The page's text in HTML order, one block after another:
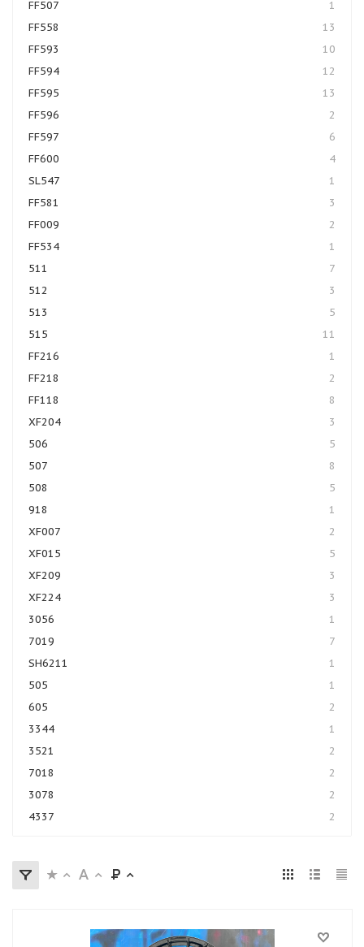
FF507
1
FF558
13
FF593
10
FF594
12
FF595
13
FF596
2
FF597
6
FF600
4
SL547
1
FF581
3
FF009
2
FF534
1
511
7
512
3
513
5
515
11
FF216
1
FF218
2
FF118
8
XF204
3
506
5
507
8
508
5
918
1
XF007
2
XF015
5
XF209
3
XF224
3
3056
1
7019
7
SH6211
1
505
1
605
2
3344
1
3521
2
7018
2
3078
2
4337
2